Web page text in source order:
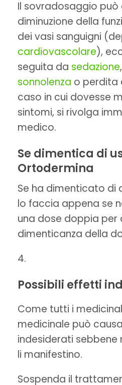
Il sovradosaggio può
diminuzione della
dei vasi sanguigni
cardiovascolare),
seguita da sedazione
sonnolenza o perdita
caso in cui dovesse
sintomi, si rivolga
medico.
Se dimentica di
Ortodermina
Se ha dimenticato di
lo faccia appena se
una dose doppia per
dimenticanza della
Possibili effetti
Come tutti i
medicinale può
indesiderati sebbene
li manifestino.
Sospenda il